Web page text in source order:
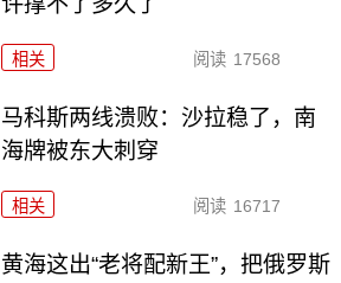
相关 阅读 17568
马科斯两线溃败：沙拉稳了，南
海牌被东大刺穿
相关 阅读 16717
黄海这出“老将配新王”，把俄罗斯